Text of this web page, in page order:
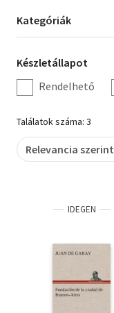
Hobbi, szabadidő
Irodalom
Művészet
Szakkönyv
Tankönyv, segédkönyv
Társadalomtudomány
Természettudomány
Kategória
szűrés
Kategóriák
Készletállapot
szűrés
Készletállapot
Rendelhető
Találatok száma: 3
Relevancia szerint
IDEGEN